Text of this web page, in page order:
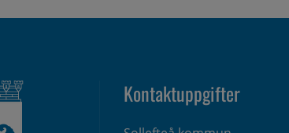
Kontaktuppgifter